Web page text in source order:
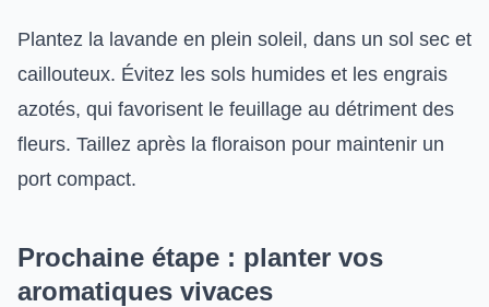
Plantez la lavande en plein soleil, dans un sol sec et
caillouteux. Évitez les sols humides et les engrais
azotés, qui favorisent le feuillage au détriment des
fleurs. Taillez après la floraison pour maintenir un
port compact.
Prochaine étape : planter vos
aromatiques vivaces